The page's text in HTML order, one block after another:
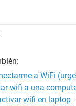
a WiFi
wifi a una
wifi en laptop